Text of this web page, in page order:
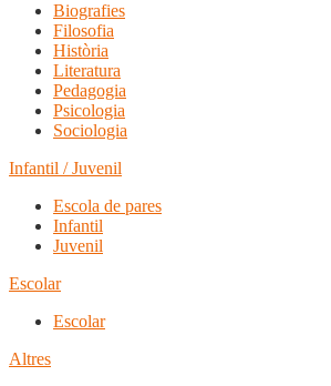
Biografies
Filosofia
Història
Literatura
Pedagogia
Psicologia
Sociologia
Infantil / Juvenil
Escola de pares
Infantil
Juvenil
Escolar
Escolar
Altres